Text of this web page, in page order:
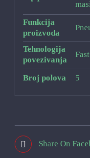
Funkcija
proizvoda
Tehnologija
povezivanja
Broj polova 5
Share On